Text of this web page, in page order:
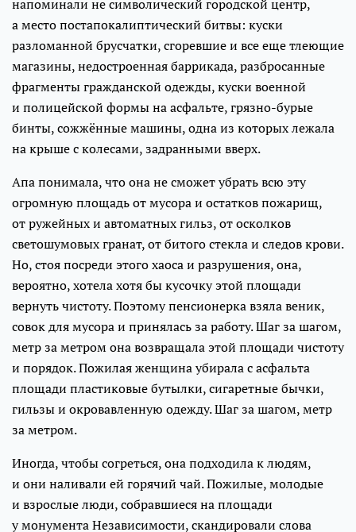
напоминали не символический городской центр,
а место постапокалиптический битвы: куски
разломанной брусчатки, сгоревшие и все еще тлеющие
магазины, недостроенная баррикада, разбросанные
фрагменты гражданской одежды, куски военной
и полицейской формы на асфальте, грязно-бурые
бинты, сожжённые машины, одна из которых лежала
на крыше с колесами, задранными вверх.
Апа понимала, что она не сможет убрать всю эту
огромную площадь от мусора и остатков пожарищ,
от ружейных и автоматных гильз, от осколков
светошумовых гранат, от битого стекла и следов крови.
Но, стоя посреди этого хаоса и разрушения, она,
вероятно, хотела хотя бы кусочку этой площади
вернуть чистоту. Поэтому пенсионерка взяла веник,
совок для мусора и принялась за работу. Шаг за шагом,
метр за метром она возвращала этой площади чистоту
и порядок. Пожилая женщина убирала с асфальта
площади пластиковые бутылки, сигаретные бычки,
гильзы и окровавленную одежду. Шаг за шагом, метр
за метром.
Иногда, чтобы согреться, она подходила к людям,
и они наливали ей горячий чай. Пожилые, молодые
и взрослые люди, собравшиеся на площади
у монумента Независимости, скандировали слова